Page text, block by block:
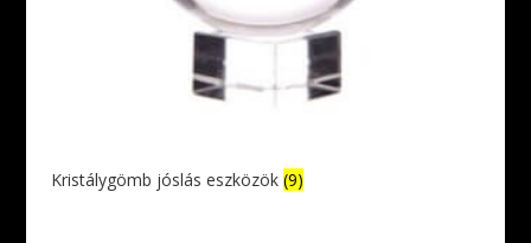
Kristálygömb jóslás eszközök (9)